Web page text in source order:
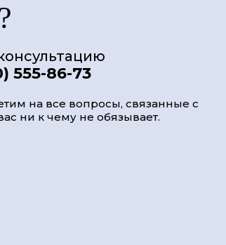
555-86-73
на все вопросы, связанные с
ни к чему не обязывает.